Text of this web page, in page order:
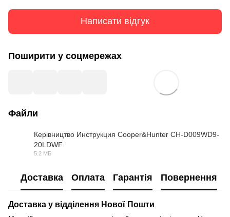
Написати відгук
Поширити у соцмережах
Файли
Керівництво Инструкция Cooper&Hunter CH-D009WD9-
20LDWF
5.2 МБ
Доставка Оплата Гарантія Повернення
Доставка у відділення Нової Пошти